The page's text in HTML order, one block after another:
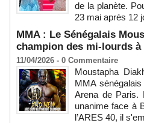
de la planète.
23 mai après 12
MMA : Le Sénégalais
champion des mi-lourds à
11/04/2026 - 0 Commentaire
Moustapha
MMA
Arena de Paris.
unanime face à
l’ARES 40, il